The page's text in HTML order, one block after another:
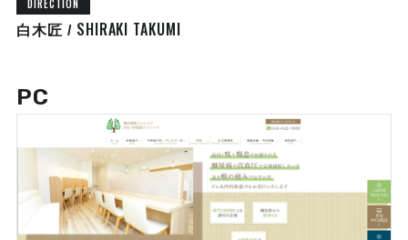
DIRECTION
白木匠 / SHIRAKI TAKUMI
PC